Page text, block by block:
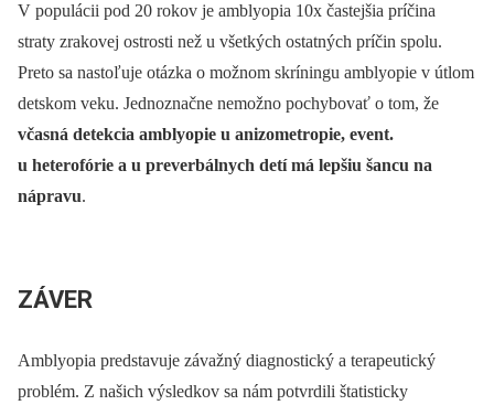
V populácii pod 20 rokov je amblyopia 10x častejšia príčina
straty zrakovej ostrosti než u všetkých ostatných príčin spolu.
Preto sa nastoľuje otázka o možnom skríningu amblyopie v útlom
detskom veku. Jednoznačne nemožno pochybovať o tom, že
včasná detekcia amblyopie u anizometropie, event.
u heterofórie a u preverbálnych detí má lepšiu šancu na
nápravu.
ZÁVER
Amblyopia predstavuje závažný diagnostický a terapeutický
problém. Z našich výsledkov sa nám potvrdili štatisticky